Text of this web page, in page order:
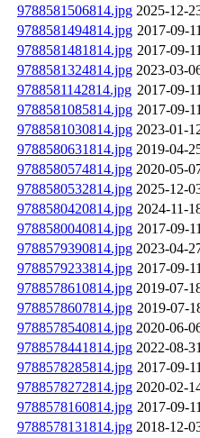
9788581506814.jpg 2025-12-
9788581494814.jpg 2017-09-
9788581481814.jpg 2017-09-
9788581324814.jpg 2023-03-
9788581142814.jpg 2017-09-
9788581085814.jpg 2017-09-
9788581030814.jpg 2023-01-
9788580631814.jpg 2019-04-
9788580574814.jpg 2020-05-
9788580532814.jpg 2025-12-
9788580420814.jpg 2024-11-
9788580040814.jpg 2017-09-
9788579390814.jpg 2023-04-
9788579233814.jpg 2017-09-
9788578610814.jpg 2019-07-
9788578607814.jpg 2019-07-
9788578540814.jpg 2020-06-
9788578441814.jpg 2022-08-
9788578285814.jpg 2017-09-
9788578272814.jpg 2020-02-
9788578160814.jpg 2017-09-
9788578131814.jpg 2018-12-